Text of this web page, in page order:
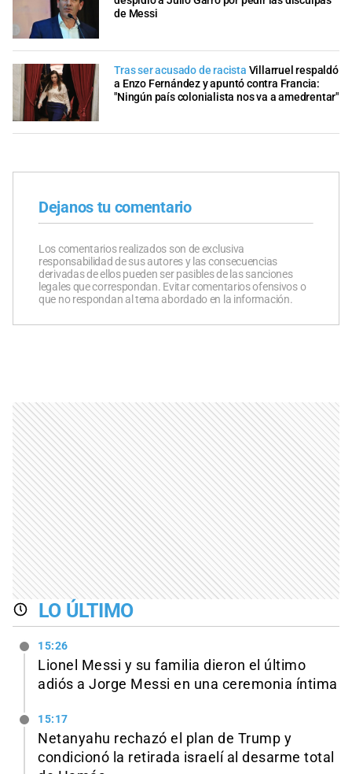
de Messi
Tras ser acusado de racista Villarruel respaldó
a Enzo Fernández y apuntó contra Francia:
"Ningún país colonialista nos va a amedrentar"
Dejanos tu comentario
Los comentarios realizados son de exclusiva
responsabilidad de sus autores y las consecuencias
derivadas de ellos pueden ser pasibles de las sanciones
legales que correspondan. Evitar comentarios ofensivos o
que no respondan al tema abordado en la información.
LO ÚLTIMO
15:26
Lionel Messi y su familia dieron el último
adiós a Jorge Messi en una ceremonia íntima
15:17
Netanyahu rechazó el plan de Trump y
condicionó la retirada israelí al desarme total